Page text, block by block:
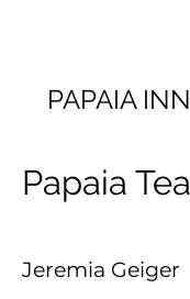
PAPAIA
Papaia
Jeremia Geiger